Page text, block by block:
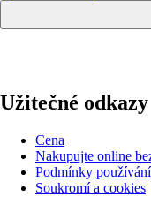
Užitečné odkazy
Cena
Nakupujte online
Podmínky používání
Soukromí a cookies